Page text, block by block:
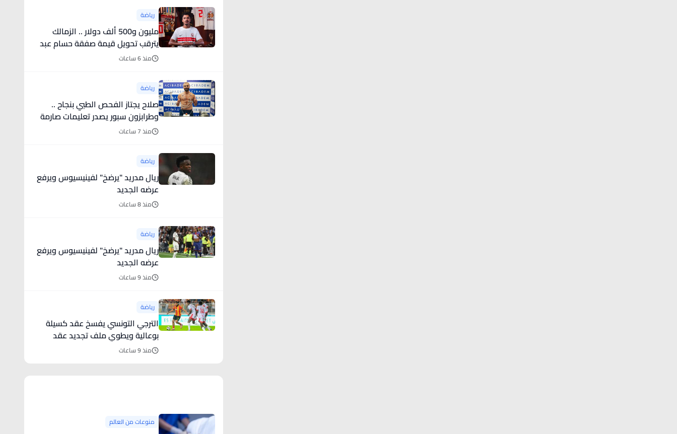
رياضة
مليون و500 ألف دولار .. الزمالك
يترقب تحويل قيمة صفقة حسام عبد
المجيد
منذ 6 ساعات
رياضة
صلاح يجتاز الفحص الطبي بنجاح ..
وطرابزون سبور يصدر تعليمات صارمة
لجماهيره قبل استقبال النجم
منذ 7 ساعات
رياضة
ريال مدريد "يرضخ" لفينيسيوس ويرفع
عرضه الجديد
منذ 8 ساعات
رياضة
ريال مدريد "يرضخ" لفينيسيوس ويرفع
عرضه الجديد
منذ 9 ساعات
رياضة
الترجي التونسي يفسخ عقد كسيلة
بوعالية ويطوي ملف تجديد عقد
بلايلي ا
منذ 9 ساعات
منوعات من العالم